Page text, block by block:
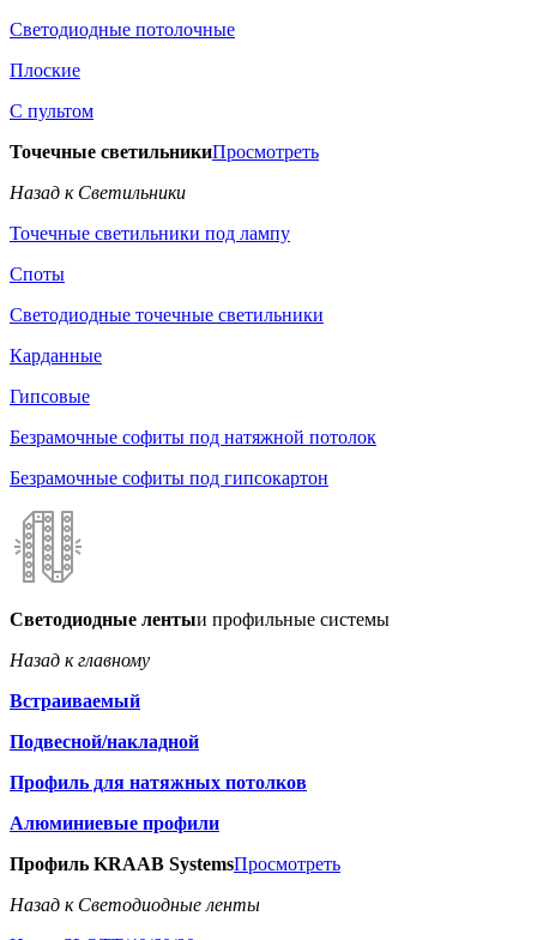
Светодиодные потолочные
Плоские
С пультом
Точечные светильникиПросмотреть
Назад к Светильники
Точечные светильники под лампу
Споты
Светодиодные точечные светильники
Карданные
Гипсовые
Безрамочные софиты под натяжной потолок
Безрамочные софиты под гипсокартон
Светодиодные лентыи профильные системы
Назад к главному
Встраиваемый
Подвесной/накладной
Профиль для натяжных потолков
Алюминиевые профили
Профиль KRAAB SystemsПросмотреть
Назад к Светодиодные ленты